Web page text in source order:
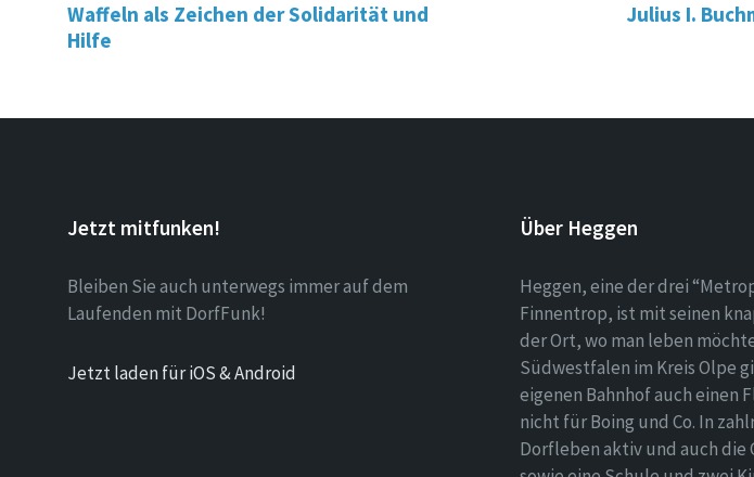
Waffeln als Zeichen der Solidarität und
Hilfe
Julius I.
Jetzt mitfunken!
Bleiben Sie auch unterwegs immer auf dem
Laufenden mit DorfFunk!
Jetzt laden für iOS & Android
Über Heggen
Heggen, eine der drei
Finnentrop, ist mit seinen
der Ort, wo man leben
Südwestfalen im Kreis Olpe
eigenen Bahnhof auch einen
nicht für Boing und Co. In
Dorfleben aktiv und auch die